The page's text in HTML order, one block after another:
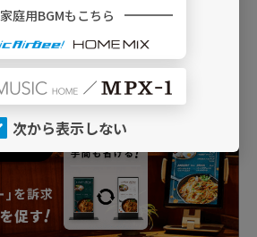
家庭用BGMもこちら
次から表示しない